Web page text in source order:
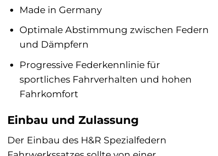
Made in Germany
Optimale Abstimmung zwischen Federn
und Dämpfern
Progressive Federkennlinie für
sportliches Fahrverhalten und hohen
Fahrkomfort
Einbau und Zulassung
Der Einbau des H&R Spezialfedern